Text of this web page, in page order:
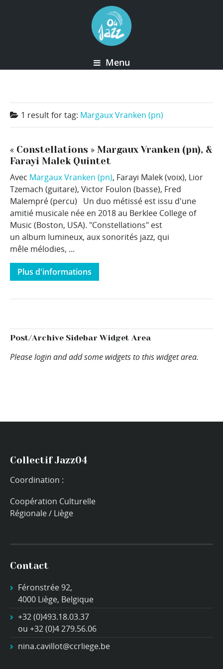
Menu
1 result fortag: Margaux Vranken (pn)
« Constellations » Margaux Vranken (pn), &
Farayi Malek Quintet
Avec Margaux Vranken (pn), Farayi Malek (voix), Lior
Tzemach (guitare), Victor Foulon (basse), Fred
Malempré (percu) Un duo métissé est issu d'une
amitié musicale née en 2018 au Berklee College of
Music (Boston, USA). "Constellations" est
un album lumineux, aux sonorités jazz, qui
mêle mélodies, ...
Plus d'informations
Post/Archive Sidebar Widget Area
Please login and add some widgets to this widget area.
Collectif Jazz04
Coordination :
Coopération Culturelle
Régionale / Liège
Contact
Féronstrée 92,
4000 Liège, Belgique
+32 (0)493.18.03.37
ou +32 (0)4 279.56.06
nina.cavillot@ccrliege.be